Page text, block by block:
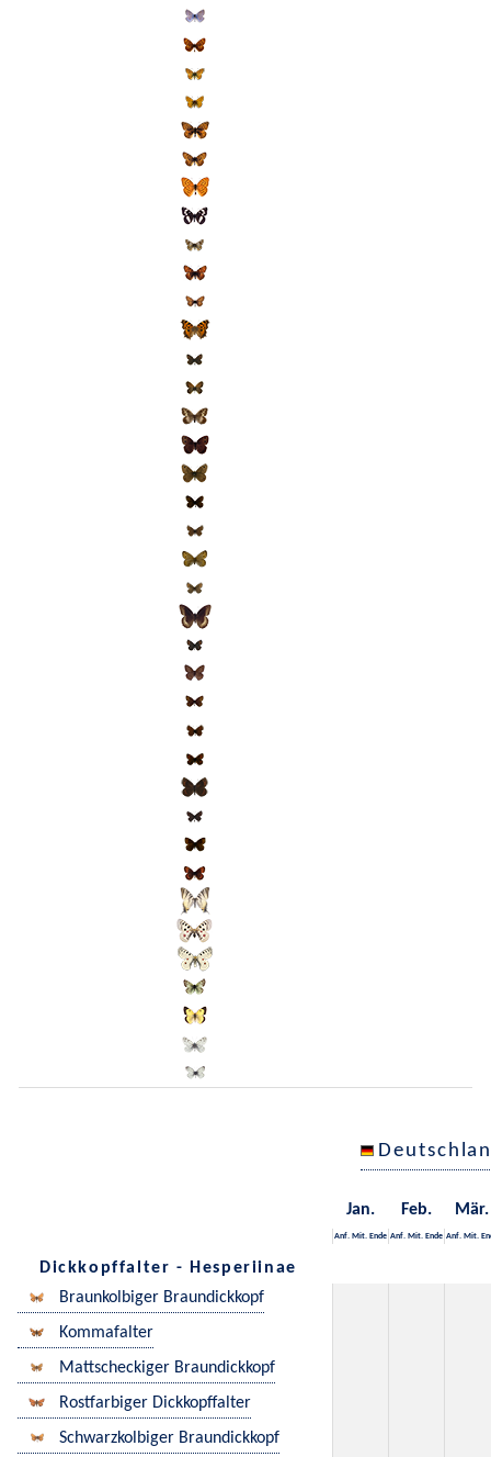
Jan. Feb. Mär.
Anf. Mit. Ende Anf. Mit. Ende Anf. Mit.
Dickkopffalter - Hesperiinae
Braunkolbiger Braundickkopf
Kommafalter
Mattscheckiger Braundickkopf
Rostfarbiger Dickkopffalter
Schwarzkolbiger Braundickkopf